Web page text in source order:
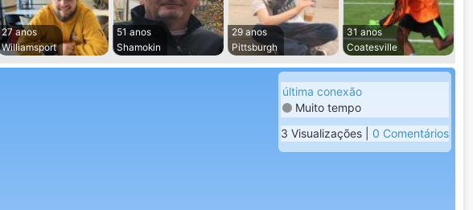
27 anos
Williamsport
51 anos
Shamokin
29 anos
Pittsburgh
31 anos
Coatesville
última conexão
Muito tempo
3 Visualizações | 0 Comentários